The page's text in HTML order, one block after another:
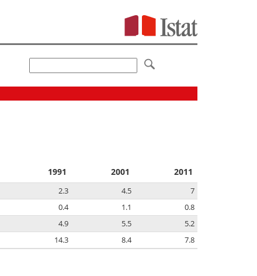
1991 2001 2011
2.3 4.5
7
0.4 1.1
0.8
4.9 5.5
5.2
14.3 8.4 7.8